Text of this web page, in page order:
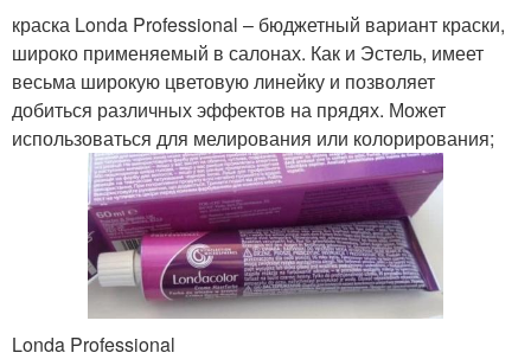
краска Londa Professional – бюджетный вариант краски,
широко применяемый в салонах. Как и Эстель, имеет
весьма широкую цветовую линейку и позволяет
добиться различных эффектов на прядях. Может
использоваться для мелирования или колорирования;
Londa Professional